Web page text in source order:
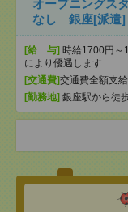
オープニングス
なし 銀座[派遣]
[給 与] 時給1700円
により優遇します
[交通費]交通費全額支給
[勤務地] 銀座駅から徒